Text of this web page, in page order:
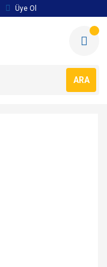
Üye Ol
ARA